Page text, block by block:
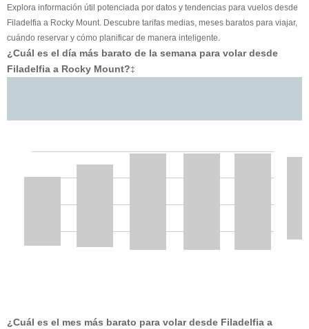
Explora información útil potenciada por datos y tendencias para vuelos desde
Filadelfia a Rocky Mount. Descubre tarifas medias, meses baratos para viajar,
cuándo reservar y cómo planificar de manera inteligente.
¿Cuál es el día más barato de la semana para volar desde
Filadelfia a Rocky Mount?‡
¿Cuál es el mes más barato para volar desde Filadelfia a